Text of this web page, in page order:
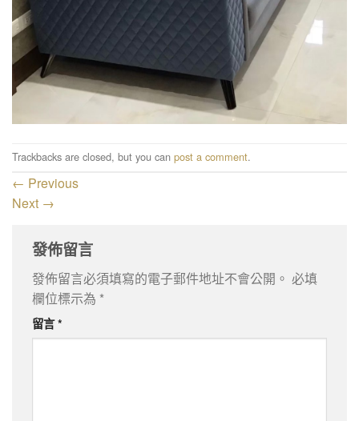
Trackbacks are closed, but you can post a comment.
← Previous
Next →
發佈留言
發佈留言必須填寫的電子郵件地址不會公開。 必填
欄位標示為 *
留言*